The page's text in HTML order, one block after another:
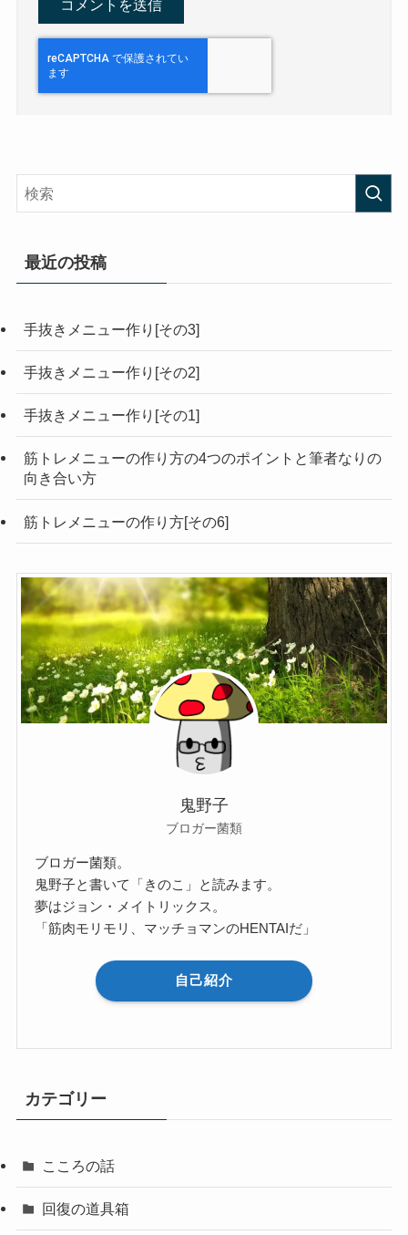
最近の投稿
手抜きメニュー作り[その3]
手抜きメニュー作り[その2]
手抜きメニュー作り[その1]
筋トレメニューの作り方の4つのポイントと筆者なりの
向き合い方
筋トレメニューの作り方[その6]
鬼野子
ブロガー菌類
ブロガー菌類。
鬼野子と書いて「きのこ」と読みます。
夢はジョン・メイトリックス。
「筋肉モリモリ、マッチョマンのHENTAIだ」
自己紹介
カテゴリー
こころの話
回復の道具箱